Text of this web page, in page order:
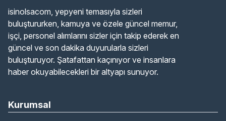
isinolsacom, yepyeni temasıyla sizleri
buluştururken, kamuya ve özele güncel memur,
işçi, personel alımlarını sizler için takip ederek en
güncel ve son dakika duyurularla sizleri
buluşturuyor. Şatafattan kaçınıyor ve insanlara
haber okuyabilecekleri bir altyapı sunuyor.
Kurumsal